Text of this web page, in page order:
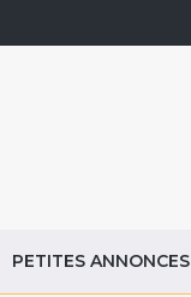
PETITES ANNONCES